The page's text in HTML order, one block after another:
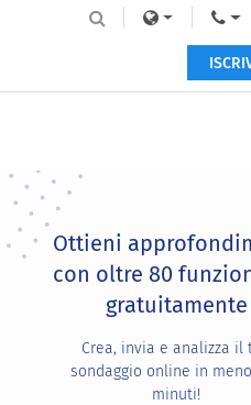
Primary
Sidebar
Ottieni
con oltre 80
gratuitamente
Crea, invia e analizza il
sondaggio online in
minuti!